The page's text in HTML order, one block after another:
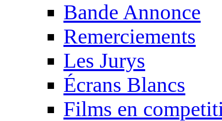
Bande Annonce
Remerciements
Les Jurys
Écrans Blancs
Films en